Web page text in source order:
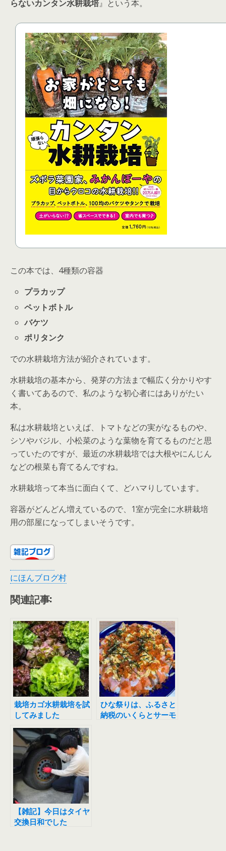
らないカンタン水耕栽培』という本。
この本では、4種類の容器
プラカップ
ペットボトル
バケツ
ポリタンク
での水耕栽培方法が紹介されています。
水耕栽培の基本から、発芽の方法まで幅広く分かりやす
く書いてあるので、私のような初心者にはありがたい
本。
私は水耕栽培といえば、トマトなどの実がなるものや、
シソやバジル、小松菜のような葉物を育てるものだと思
っていたのですが、最近の水耕栽培では大根やにんじん
などの根菜も育てるんですね。
水耕栽培って本当に面白くて、どハマりしています。
容器がどんどん増えているので、1室が完全に水耕栽培
用の部屋になってしまいそうです。
にほんブログ村
関連記事:
栽培カゴ水耕栽培を試
してみました
ひな祭りは、ふるさと
納税のいくらとサーモ
【雑記】今日はタイヤ
交換日和でした